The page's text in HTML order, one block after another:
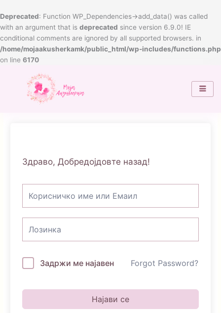
Deprecated: Function WP_Dependencies->add_data() was called
with an argument that is deprecated since version 6.9.0! IE
conditional comments are ignored by all supported browsers. in
/home/mojaakusherkamk/public_html/wp-includes/functions.php
on line 6170
to
content
Здраво, Добредојдовте назад!
Задржи ме најавен Forgot Password?
Најави се